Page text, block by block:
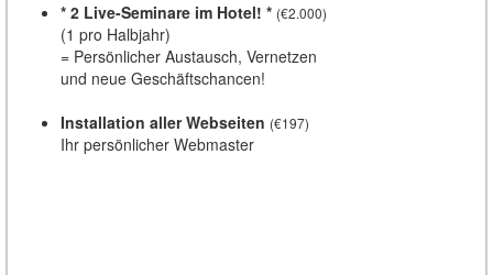
* 2 Live-Seminare im Hotel! * (€2.000)
(1 pro Halbjahr)
= Persönlicher Austausch, Vernetzen
und neue Geschäftschancen!
Installation aller Webseiten (€197)
Ihr persönlicher Webmaster